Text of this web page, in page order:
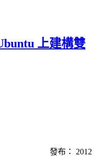
上建構雙
發布： 2012